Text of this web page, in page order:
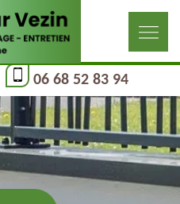
06 68 52 83 94